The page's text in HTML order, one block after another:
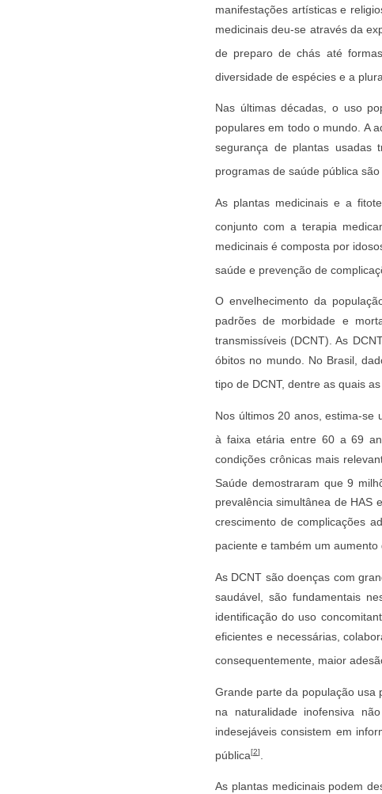
manifestações artísticas e
medicinais deu-se através da
de preparo de chás até
diversidade de espécies e a
Nas últimas décadas, o uso
populares em todo o mundo. A
segurança de plantas usadas
programas de saúde pública
As plantas medicinais e a
conjunto com a terapia
medicinais é composta por
saúde e prevenção de
O envelhecimento da
padrões de morbidade e
transmissíveis (DCNT). As
óbitos no mundo. No Brasil,
tipo de DCNT, dentre as quais
Nos últimos 20 anos, estima-se
à faixa etária entre 60 a 69
condições crônicas mais
Saúde demostraram que 9
prevalência simultânea de HAS
crescimento de complicações
paciente e também um
As DCNT são doenças com
saudável, são fundamentais
identificação do uso
eficientes e necessárias,
consequentemente, maior
Grande parte da população usa
na naturalidade inofensiva
indesejáveis consistem em
pública[2]
As plantas medicinais podem